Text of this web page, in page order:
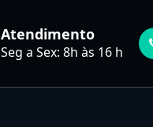
Atendimento
Seg a Sex: 8h às 16 h